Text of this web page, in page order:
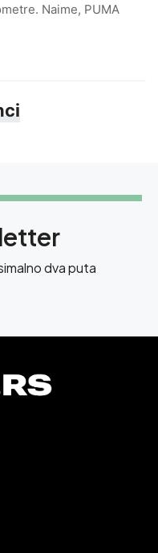
Naime, PUMA
dva puta